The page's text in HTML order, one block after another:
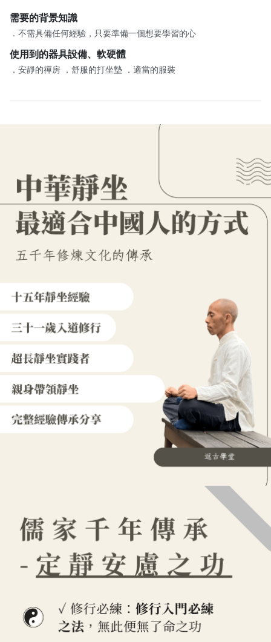
需要的背景知識
．不需具備任何經驗，只要準備一個想要學習的心
使用到的器具設備、軟硬體
．安靜的禪房 ．舒服的打坐墊 ．適當的服裝